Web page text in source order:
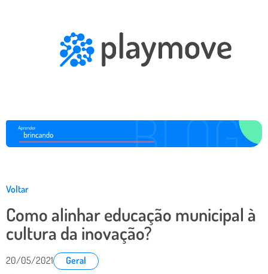
Voltar
Como alinhar educação municipal à
cultura da inovação?
20/05/2021 Geral